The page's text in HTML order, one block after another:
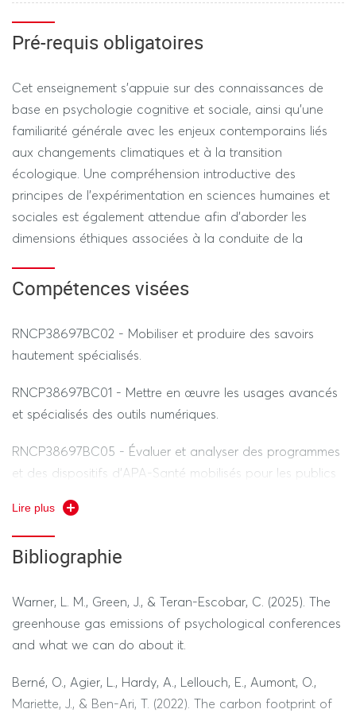
REGIME STANDARD / DEROGATOIRE
Pré-requis obligatoires
Cet enseignement s’appuie sur des connaissances de
base en psychologie cognitive et sociale, ainsi qu’une
familiarité générale avec les enjeux contemporains liés
aux changements climatiques et à la transition
écologique. Une compréhension introductive des
principes de l’expérimentation en sciences humaines et
sociales est également attendue afin d’aborder les
dimensions éthiques associées à la conduite de la
Compétences visées
RNCP38697BC02 - Mobiliser et produire des savoirs
hautement spécialisés.
RNCP38697BC01 - Mettre en œuvre les usages avancés
et spécialisés des outils numériques.
RNCP38697BC05 - Évaluer et analyser des programmes
et des dispositifs d’APA-Santé mobilisés pour les publics
RNCP38972BC04 - Contribuer à la transformation en
contexte professionnel.
Lire plus
Bibliographie
Warner, L. M., Green, J., & Teran-Escobar, C. (2025). The
greenhouse gas emissions of psychological conferences
and what we can do about it.
Berné, O., Agier, L., Hardy, A., Lellouch, E., Aumont, O.,
Mariette, J., & Ben-Ari, T. (2022). The carbon footprint of